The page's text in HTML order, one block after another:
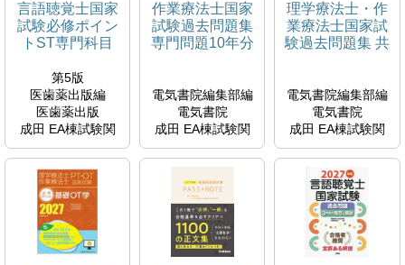
成田 EA棟試験関
連図書(棚27・
28）
6M038041
言語聴覚士国家
試験必修ポイン
トST専門科目
第5版
医歯薬出版編
医歯薬出版
成田 EA棟試験関
連図書(棚27・
28）
WL18.2-GEN
6M038039
作業療法士国家
試験過去問題集
専門問題10年分
電気書院編集部編
電気書院
成田 EA棟試験関
連図書(棚27・
28）
WB18.2-SAG
6M038037
理学療法士・作
業療法士国家試
験過去問題集 共
電気書院編集部編
電気書院
成田 EA棟試験関
連図書(棚27・
28）
WB18.2-RIG
6M038036